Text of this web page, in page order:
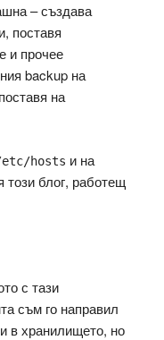
– създава
поставя
и прочее
backup на
на
hosts и на
този блог, работещ
с тази
съм го направил
в хранилището, но